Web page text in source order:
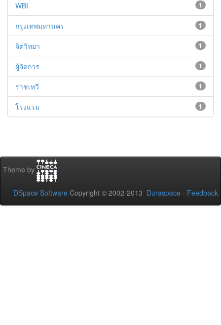
1
WBI
1
กรุงเทพมหานคร
1
จิตวิทยา
1
ผู้จัดการ
1
ราชเทวี
1
โรงแรม
Theme by
DSpace Software Copyright © 2002-2013 Duraspace - Feedback